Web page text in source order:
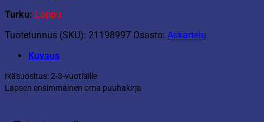
Turku: Loppu
Tuotetunnus (SKU): 21198997 Osasto: Askartelu
Kuvaus
Ikäsuositus: 2-3-vuotiaille
Lapsen ensimmäinen oma puuhakirja